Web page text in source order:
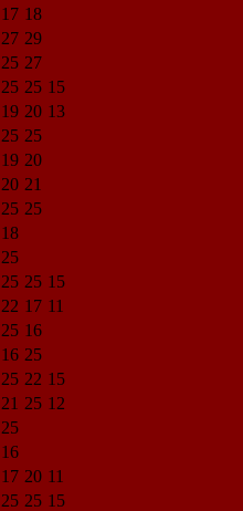
17 18
27 29
25 27
25 25 15
19 20 13
25 25
19 20
20 21
25 25
18
25
25 25 15
22 17 11
25 16
16 25
25 22 15
21 25 12
25
16
17 20 11
25 25 15